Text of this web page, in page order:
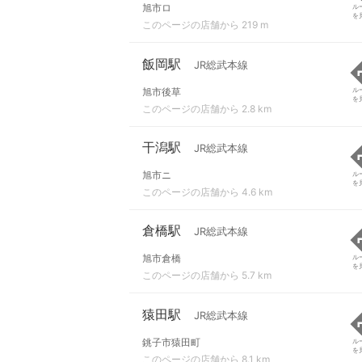
旭市ロ
このページの店舗から 219 m
ル
を
飯岡駅 JR総武本線
旭市後草
このページの店舗から 2.8 km
ル
を
干潟駅 JR総武本線
旭市ニ
このページの店舗から 4.6 km
ル
を
倉橋駅 JR総武本線
旭市倉橋
このページの店舗から 5.7 km
ル
を
猿田駅 JR総武本線
銚子市猿田町
このページの店舗から 8.1 km
ル
を